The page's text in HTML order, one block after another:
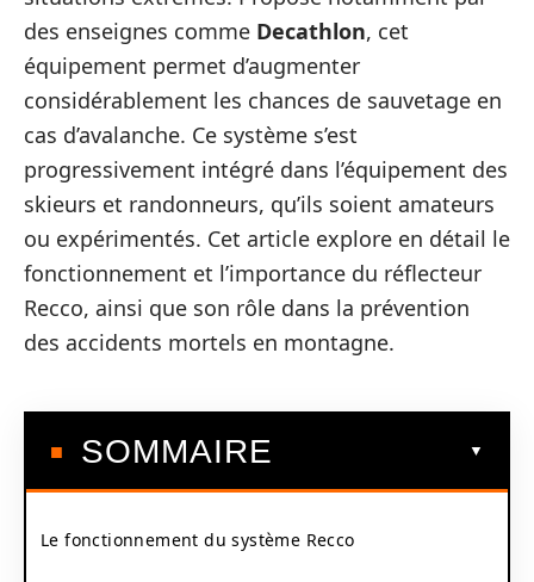
des enseignes comme Decathlon, cet
équipement permet d’augmenter
considérablement les chances de sauvetage en
cas d’avalanche. Ce système s’est
progressivement intégré dans l’équipement des
skieurs et randonneurs, qu’ils soient amateurs
ou expérimentés. Cet article explore en détail le
fonctionnement et l’importance du réflecteur
Recco, ainsi que son rôle dans la prévention
des accidents mortels en montagne.
SOMMAIRE
Le fonctionnement du système Recco